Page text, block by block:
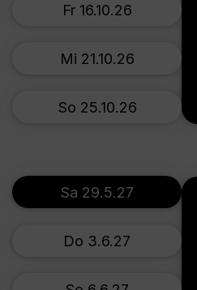
Fr 16.10.26
Mi 21.10.26
So 25.10.26
Sa 29.5.27
Do 3.6.27